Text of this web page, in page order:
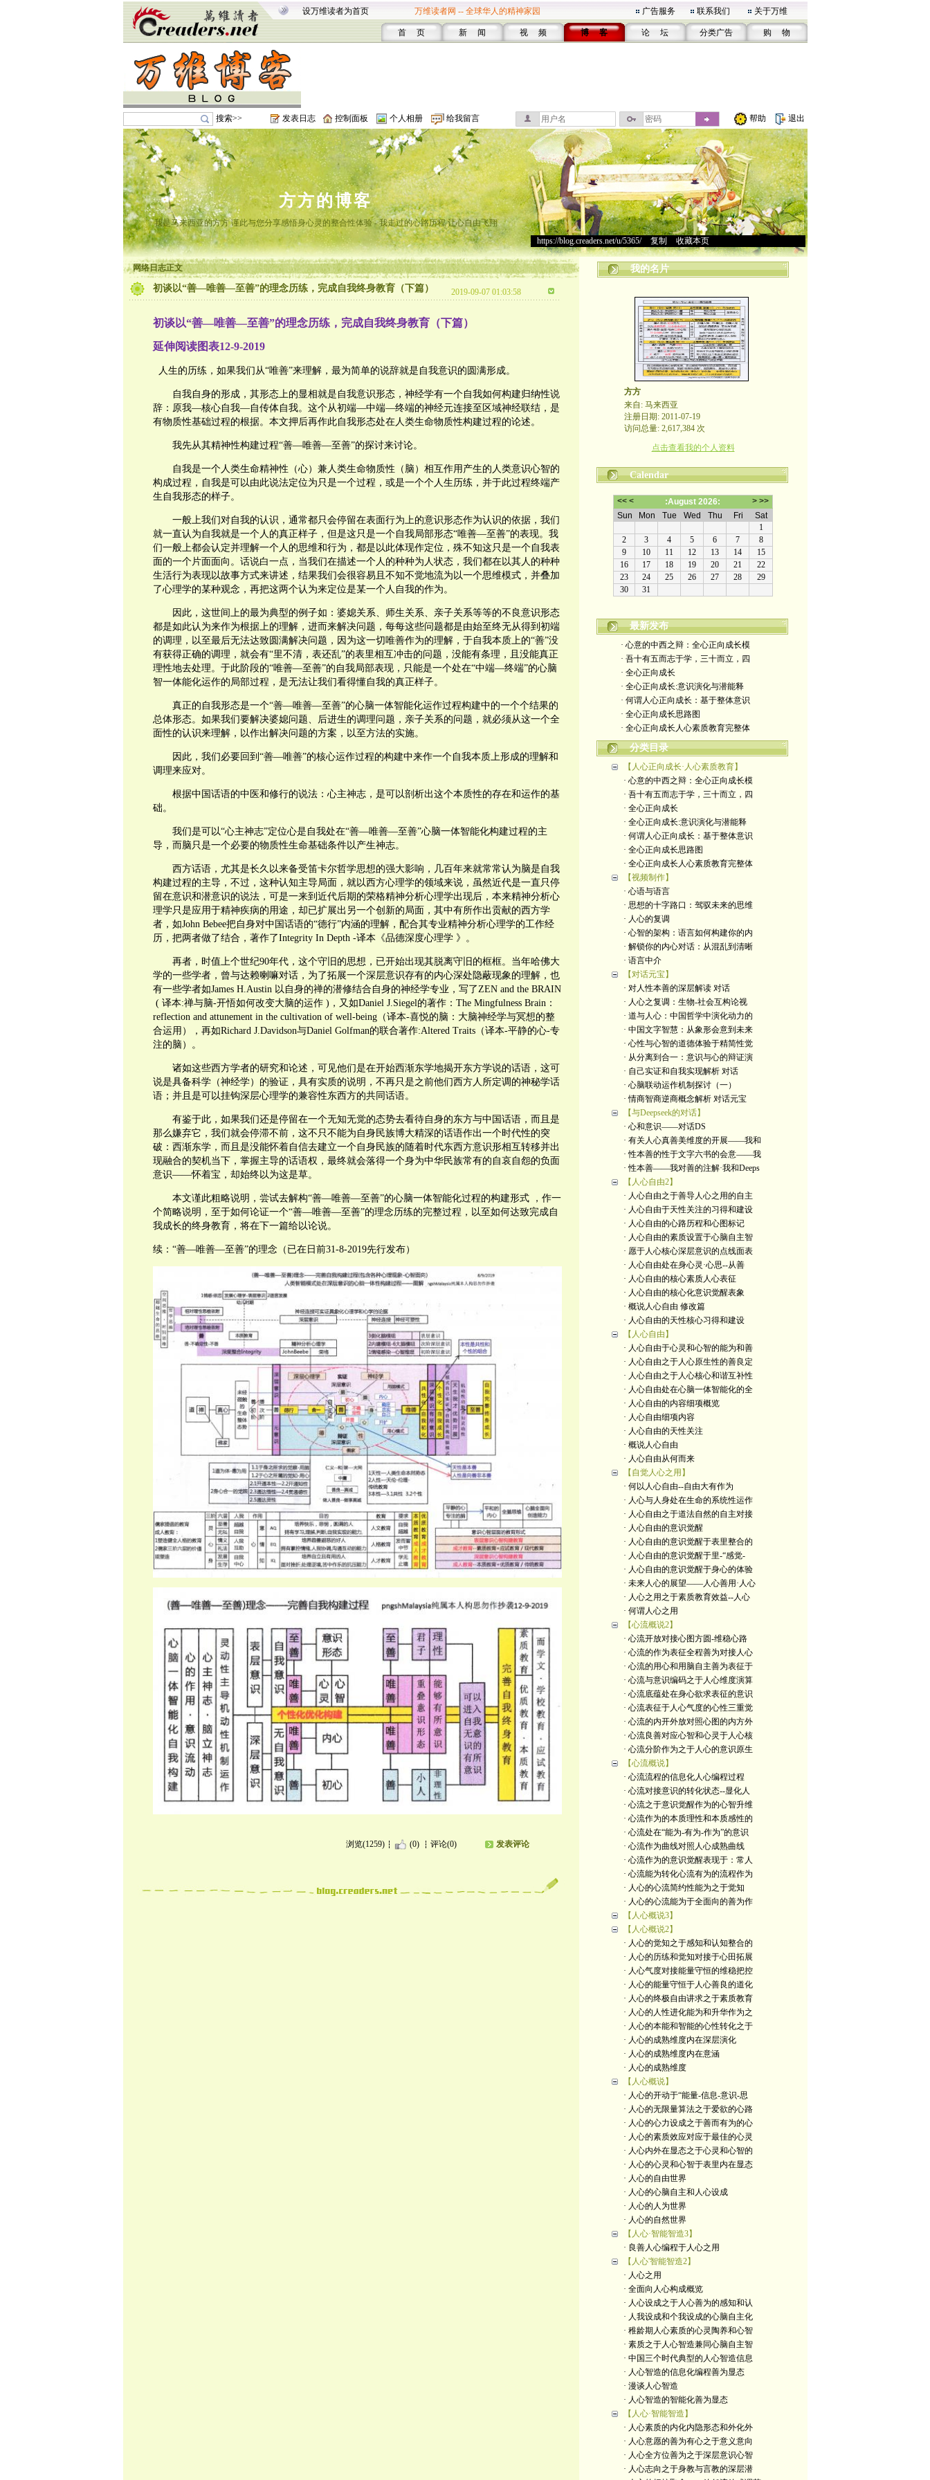
设万维读者为首页 万维读者网 -- 全球华人的精神家园 广告服务 联系我们 关于万维
首 页 新 闻 视 频 博 客 论 坛 分类广告 购 物
搜索>> 发表日志 控制面板 个人相册 给我留言 帮助 退出
方方的博客
我是马来西亚的方方 谨此与您分享感悟身心灵的整合性体验 - 我走过的心路历程 让心自由飞翔
https://blog.creaders.net/u/5365/> 复制 收藏本页
网络日志正文
初谈以“善—唯善—至善”的理念历练，完成自我终身教育（下篇） 2019-09-07 01:03:58
初谈以“善—唯善—至善”的理念历练，完成自我终身教育（下篇）
延伸阅读图表12-9-2019
人生的历练，如果我们从“唯善”来理解，最为简单的说辞就是自我意识的圆满形成。
自我自身的形成，其形态上的显相就是自我意识形态，神经学有一个自我如何构建归纳性说
辞：原我—核心自我—自传体自我。这个从初端—中端—终端的神经元连接至区域神经联结，是
有物质性基础过程的根据。本文押后再作此自我形态处在人类生命物质性构建过程的论述。
我先从其精神性构建过程“善—唯善—至善”的探讨来讨论。
自我是一个人类生命精神性（心）兼人类生命物质性（脑）相互作用产生的人类意识心智的
构成过程，自我是可以由此说法定位为只是一个过程，或是一个个人生历练，并于此过程终端产
生自我形态的样子。
一般上我们对自我的认识，通常都只会停留在表面行为上的意识形态作为认识的依据，我们
就一直认为自我就是一个人的真正样子，但是这只是一个自我局部形态“唯善—至善”的表现。我
们一般上都会认定并理解一个人的思维和行为，都是以此体现作定位，殊不知这只是一个自我表
面的一个片面面向。话说白一点，当我们在描述一个人的种种为人状态，我们都在以其人的种种
生活行为表现以故事方式来讲述，结果我们会很容易且不知不觉地流为以一个思维模式，并叠加
了心理学的某种观念，再把这两个认为来定位是某一个人自我的作为。
因此，这世间上的最为典型的例子如：婆媳关系、师生关系、亲子关系等等的不良意识形态
都是如此认为来作为根据上的理解，进而来解决问题，每每这些问题都是由始至终无从得到初端
的调理，以至最后无法达致圆满解决问题，因为这一切唯善作为的理解，于自我本质上的“善”没
有获得正确的调理，就会有“里不清，表还乱”的表里相互冲击的问题，没能有条理，且没能真正
理性地去处理。于此阶段的“唯善—至善”的自我局部表现，只能是一个处在“中端—终端”的心脑
智一体能化运作的局部过程，是无法让我们看得懂自我的真正样子。
真正的自我形态是一个“善—唯善—至善”的心脑一体智能化运作过程构建中的一个个结果的
总体形态。如果我们要解决婆媳问题、后进生的调理问题，亲子关系的问题，就必须从这一个全
面性的认识来理解，以作出解决问题的方案，以至方法的实施。
因此，我们必要回到“善—唯善”的核心运作过程的构建中来作一个自我本质上形成的理解和
调理来应对。
根据中国话语的中医和修行的说法：心主神志，是可以剖析出这个本质性的存在和运作的基
础。
我们是可以“心主神志”定位心是自我处在“善—唯善—至善”心脑一体智能化构建过程的主
导，而脑只是一个必要的物质性生命基础条件以产生神志。
西方话语，尤其是长久以来备受笛卡尔哲学思想的强大影响，几百年来就常常认为脑是自我
构建过程的主导，不过，这种认知主导局面，就以西方心理学的领域来说，虽然近代是一直只停
留在意识和潜意识的说法，可是一来到近代后期的荣格精神分析心理学出现后，本来精神分析心
理学只是应用于精神疾病的用途，却已扩展出另一个创新的局面，其中有所作出贡献的西方学
者，如John Bebee把自身对中国话语的“德行”内涵的理解，配合其专业精神分析心理学的工作经
历，把两者做了结合，著作了Integrity In Depth -译本《品德深度心理学 》。
再者，时值上个世纪90年代，这个守旧的思想，已开始出现其脱离守旧的框框。当年哈佛大
学的一些学者，曾与达赖喇嘛对话，为了拓展一个深层意识存有的内心深处隐蔽现象的理解，也
有一些学者如James H.Austin 以自身的禅的潜修结合自身的神经学专业，写了ZEN and the BRAIN
( 译本:禅与脑-开悟如何改变大脑的运作 )，又如Daniel J.Siegel的著作：The Mingfulness Brain：
reflection and attunement in the cultivation of well-being（译本-喜悦的脑：大脑神经学与冥想的整
合运用），再如Richard J.Davidson与Daniel Golfman的联合著作:Altered Traits（译本-平静的心-专
注的脑）。
诸如这些西方学者的研究和论述，可见他们是在开始西渐东学地揭开东方学说的话语，这可
说是具备科学（神经学）的验证，具有实质的说明，不再只是之前他们西方人所定调的神秘学话
语；并且是可以挂钩深层心理学的兼容性东西方的共同话语。
有鉴于此，如果我们还是停留在一个无知无觉的态势去看待自身的东方与中国话语，而且是
那么嫌弃它，我们就会停滞不前，这不只不能为自身民族博大精深的话语作出一个时代性的突
破：西渐东学，而且是没能怀着自信去建立一个自身民族的随着时代东西方意识形相互转移并出
现融合的契机当下，掌握主导的话语权，最终就会落得一个身为中华民族常有的自哀自怨的负面
意识——怀着宝，却始终以为这是草。
本文谨此粗略说明，尝试去解构“善—唯善—至善”的心脑一体智能化过程的构建形式 ，作一
个简略说明，至于如何论证一个“善—唯善—至善”的理念历练的完整过程，以至如何达致完成自
我成长的终身教育，将在下一篇给以论说。
续：“善—唯善—至善”的理念（已在日前31-8-2019先行发布）
浏览(1259) (0) 评论(0) 发表评论
我的名片
方方
来自: 马来西亚
注册日期: 2011-07-19
访问总量: 2,617,384 次
点击查看我的个人资料
Calendar
最新发布
· 心意的中西之辩：全心正向成长模
· 吾十有五而志于学，三十而立，四
· 全心正向成长
· 全心正向成长:意识演化与潜能释
· 何谓人心正向成长：基于整体意识
· 全心正向成长思路图
· 全心正向成长人心素质教育完整体
分类目录
【人心正向成长·人心素质教育】
· 心意的中西之辩：全心正向成长模
· 吾十有五而志于学，三十而立，四
· 全心正向成长
· 全心正向成长:意识演化与潜能释
· 何谓人心正向成长：基于整体意识
· 全心正向成长思路图
· 全心正向成长人心素质教育完整体
【视频制作】
· 心语与语言
· 思想的十字路口：驾驭未来的思维
· 人心的复调
· 心智的架构：语言如何构建你的内
· 解锁你的内心对话：从混乱到清晰
· 语言中介
【对话元宝】
· 对人性本善的深层解读 对话
· 人心之复调：生物-社会互构论视
· 道与人心：中国哲学中演化动力的
· 中国文字智慧：从象形会意到未来
· 心性与心智的道德体验于精简性觉
· 从分离到合一：意识与心的辩证演
· 自己实证和自我实现解析 对话
· 心脑联动运作机制探讨（一）
· 情商智商逆商概念解析 对话元宝
【与Deepseek的对话】
· 心和意识——对话DS
· 有关人心真善美维度的开展——我和
· 性本善的性于文字六书的会意——我
· 性本善——我对善的注解·我和Deeps
【人心自由2】
· 人心自由之于善导人心之用的自主
· 人心自由于天性关注的习得和建设
· 人心自由的心路历程和心图标记
· 人心自由的素质设置于心脑自主智
· 愿于人心核心深层意识的点线面表
· 人心自由处在身心灵·心思--从善
· 人心自由的核心素质人心表征
· 人心自由的核心化意识觉醒表象
· 概说人心自由 修改篇
· 人心自由的天性核心习得和建设
【人心自由】
· 人心自由于心灵和心智的能为和善
· 人心自由之于人心原生性的善良定
· 人心自由之于人心核心和谐互补性
· 人心自由处在心脑一体智能化的全
· 人心自由的内容细项概览
· 人心自由细项内容
· 人心自由的天性关注
· 概说人心自由
· 人心自由从何而来
【自觉人心之用】
· 何以人心自由--自由大有作为
· 人心与人身处在生命的系统性运作
· 人心自由之于道法自然的自主对接
· 人心自由的意识觉醒
· 人心自由的意识觉醒于表里整合的
· 人心自由的意识觉醒于里-“感觉-
· 人心自由的意识觉醒于身心的体验
· 未来人心的展望——人心善用·人心
· 人心之用之于素质教育效益--人心
· 何谓人心之用
【心流概说2】
· 心流开放对接心图方圆-维稳心路
· 心流的作为表征全程善为对接人心
· 心流的用心和用脑自主善为表征于
· 心流与意识编码之于人心维度演算
· 心流底蕴处在身心欲求表征的意识
· 心流表征于人心气度的心性三重觉
· 心流的内开外放对照心图的内方外
· 心流良善对应心智和心灵于人心核
· 心流分阶作为之于人心的意识原生
【心流概说】
· 心流流程的信息化人心编程过程
· 心流对接意识的转化状态--显化人
· 心流之于意识觉醒作为的心智升维
· 心流作为的本质理性和本质感性的
· 心流处在“能为-有为-作为”的意识
· 心流作为曲线对照人心成熟曲线
· 心流作为的意识觉醒表现于：常人
· 心流能为转化心流有为的流程作为
· 人心的心流简约性能为之于觉知
· 人心的心流能为于全面向的善为作
【人心概说3】
【人心概说2】
· 人心的觉知之于感知和认知整合的
· 人心的历练和觉知对接于心田拓展
· 人心气度对接能量守恒的维稳把控
· 人心的能量守恒于人心善良的道化
· 人心的终极自由讲求之于素质教育
· 人心的人性进化能为和升华作为之
· 人心的本能和智能的心性转化之于
· 人心的成熟维度内在深层演化
· 人心的成熟维度内在意涵
· 人心的成熟维度
【人心概说】
· 人心的开动于“能量-信息-意识-思
· 人心的无限量算法之于爱欲的心路
· 人心的心力设成之于善而有为的心
· 人心的素质效应对应于最佳的心灵
· 人心内外在显态之于心灵和心智的
· 人心的心灵和心智于表里内在显态
· 人心的自由世界
· 人心的心脑自主和人心设成
· 人心的人为世界
· 人心的自然世界
【人心·智能智造3】
· 良善人心编程于人心之用
【人心'智能智造2】
· 人心之用
· 全面向人心构成概览
· 人心设成之于人心善为的感知和认
· 人我设成和个我设成的心脑自主化
· 稚龄期人心素质的心灵陶养和心智
· 素质之于人心智造兼同心脑自主智
· 中国三个时代典型的人心智造信息
· 人心智造的信息化编程善为显态
· 漫谈人心智造
· 人心智造的智能化善为显态
【人心·智能智造】
· 人心素质的内化内隐形态和外化外
· 人心意愿的善为有心之于意义意向
· 人心全方位善为之于深层意识心智
· 人心志向之于身教与言教的深层潜